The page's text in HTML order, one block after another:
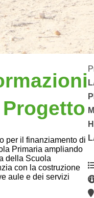
per il finanziamento di
Primaria ampliando
della Scuola
con la costruzione
aule e dei servizi